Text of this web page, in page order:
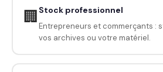
🏢 Stock professionnel
Entrepreneurs et commerçants :
vos archives ou votre matériel.